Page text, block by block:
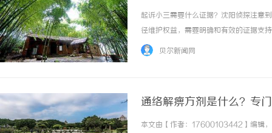
起诉小三需要什么证据？沈阳侦探注意
径维护权益，需要明确和有效的证据支
规定第三者需要承担刑事或民事责任。
贝尔新闻网
通络解痹方剂是什么？专
本文由【作者：17600103442】编辑